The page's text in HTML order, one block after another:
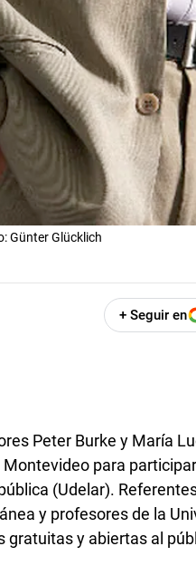
Günter Glücklich
+ Seguir en
Peter Burke y María
Montevideo para
(Udelar).
y profesores de la
gratuitas y abiertas al